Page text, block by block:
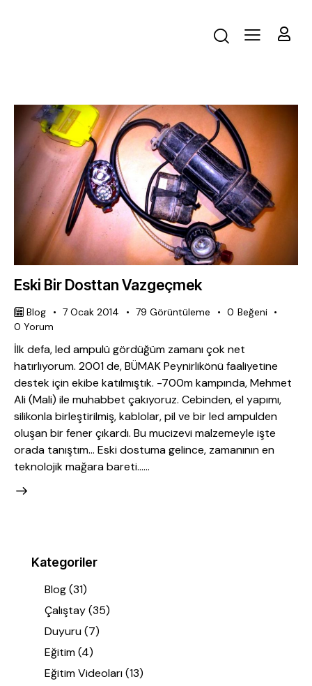
Eski Bir Dosttan Vazgeçmek
Blog 7 Ocak 2014 79 Görüntüleme 0 Beğeni
0 Yorum
İlk defa, led ampulü gördüğüm zamanı çok net
hatırlıyorum. 2001 de, BÜMAK Peynirlikönü faaliyetine
destek için ekibe katılmıştık. -700m kampında, Mehmet
Ali (Mali) ile muhabbet çakıyoruz. Cebinden, el yapımı,
silikonla birleştirilmiş, kablolar, pil ve bir led ampulden
oluşan bir fener çıkardı. Bu mucizevi malzemeyle işte
orada tanıştım… Eski dostuma gelince, zamanının en
teknolojik mağara bareti……
Kategoriler
Blog(31)
Çalıştay(35)
Duyuru(7)
Eğitim(4)
Eğitim Videoları(13)